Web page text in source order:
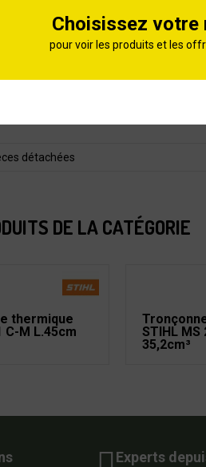
(A)
détachées
DE LA CATÉGORIE
thermique
C-M L.45cm
STIHL MS
35,2cm³
Experts
Choisissez votre
pour voir les produits et les